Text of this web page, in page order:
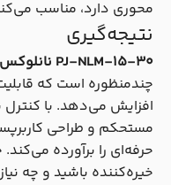
محوری دارد، مناسب
نتیجه‌گیری
PJ-NLM-15-30 نانلوکس
افزایش می‌دهد. با
مستحکم و طراحی
حرفه‌ای را برآورده
خیره‌کننده باشید و چه